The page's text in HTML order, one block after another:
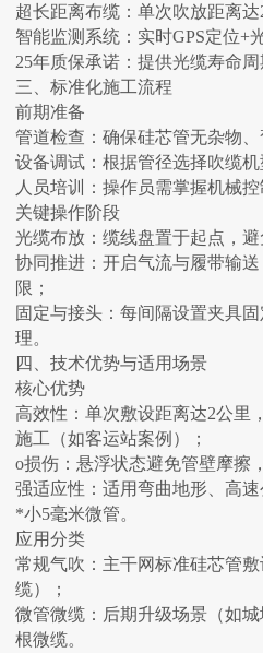
超长距离布缆：单次吹放距离达
智能监测系统：实时GPS定位+
25年质保承诺：提供光缆寿命
三、标准化施工流程
‌前期准备‌
管道检查‌：确保硅芯管无杂物、
设备调试‌：根据管径选择吹缆机
人员培训‌：操作员需掌握机械控
‌关键操作阶段‌
光缆布放‌：缆线盘置于起点，避
协同推进‌：开启气流与履带输
限‌；
固定与接头‌：每间隔设置夹具
理‌。
四、技术优势与适用场景
‌核心优势‌
高效性‌：单次敷设距离达2公里
施工（如客运站案例）‌；
‌o损伤‌：悬浮状态避免管壁摩擦
强适应性‌：适用弯曲地形、高
*小5毫米微管‌。
‌应用分类‌
常规气吹‌：主干网标准硅芯管
缆）‌；
微管微缆‌：后期升级场景（如
根微缆‌。